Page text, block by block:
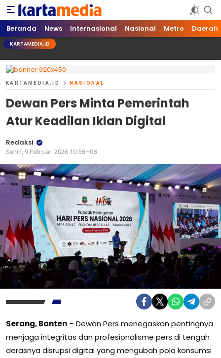
kartamedia.id
Jujur Mengabari
Beranda News Internasional Nasional Metro Daerah
KARTAMEDIA.ID
KARTAMEDIA.ID NASIONAL
Dewan Pers Minta Pemerintah
Atur Keadilan Iklan Digital
Redaksi
Senin, 9 Februari 2026 10:58 +08
Serang, Banten – Dewan Pers menegaskan pentingnya
menjaga integritas dan profesionalisme pers di tengah
derasnya disrupsi digital yang mengubah pola konsumsi